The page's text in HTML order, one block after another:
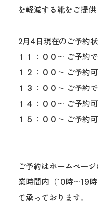
を軽減する靴をご提供
2月4日現在のご予約
１１：００〜 ご予約
１２：００〜 ご予約可
１３：００〜 ご予約
１４：００〜 ご予約可
１５：００〜 ご予約可
ご予約はホームページ
業時間内（10時〜19
て承っております。